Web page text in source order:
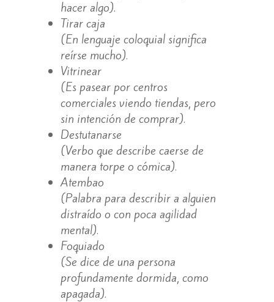
hacer algo).
Tirar caja
(En lenguaje coloquial significa
reírse mucho).
Vitrinear
(Es pasear por centros
comerciales viendo tiendas, pero
sin intención de comprar).
Destutanarse
(Verbo que describe caerse de
manera torpe o cómica).
Atembao
(Palabra para describir a alguien
distraído o con poca agilidad
mental).
Foquiado
(Se dice de una persona
profundamente dormida, como
apagada).